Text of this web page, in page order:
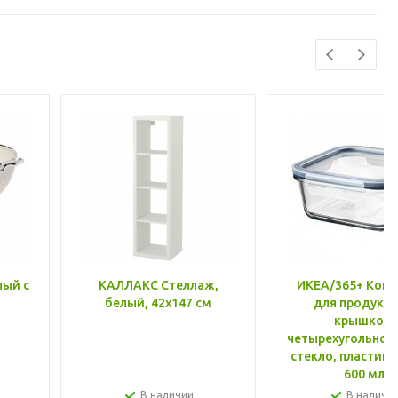
с
КАЛЛАКС Стеллаж,
белый, 42x147 см
В наличии
ИКЕА/365+
для
крышкой,
стекло, пластик
600 мл
В